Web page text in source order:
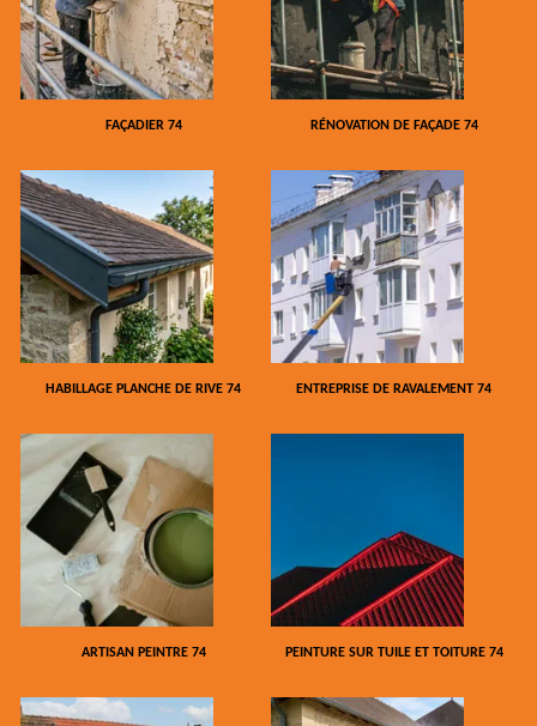
FAÇADIER 74 RÉNOVATION DE FAÇADE 74
HABILLAGE PLANCHE DE RIVE 74 ENTREPRISE DE RAVALEMENT 74
ARTISAN PEINTRE 74 PEINTURE SUR TUILE ET TOITURE 74